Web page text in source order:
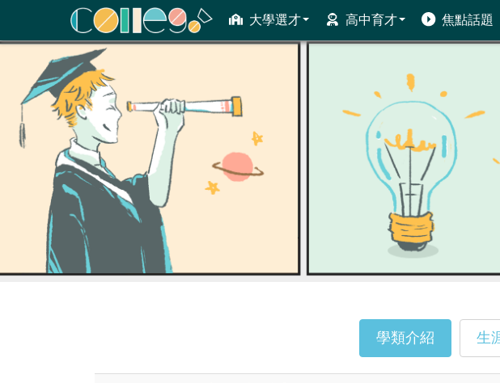
大學選才 高中育才 焦點話題
ColleGo! 大學選才與高中育才輔助系統
學類介紹 生